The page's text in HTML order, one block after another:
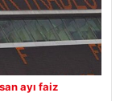
ayı faiz